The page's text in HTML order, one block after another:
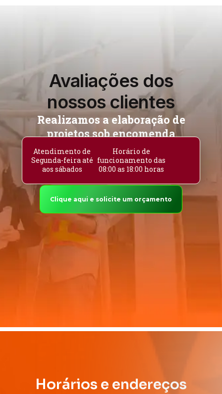
Avaliações dos
nossos clientes
Realizamos a elaboração de
projetos sob encomenda
Atendimento de
Segunda-feira até
aos sábados
Horário de
funcionamento das
08:00 as 18:00 horas
Clique aqui e solicite um orçamento
Horários e endereços